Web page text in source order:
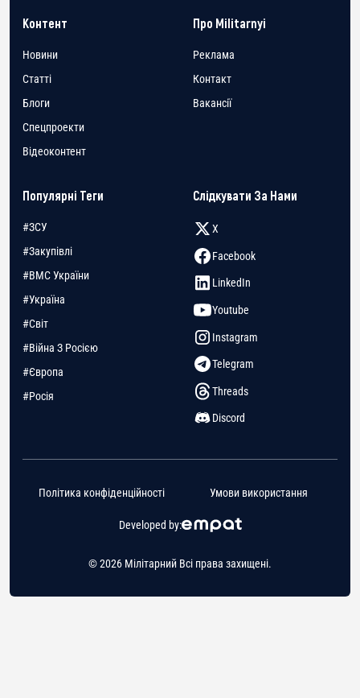
Контент
Новини
Статті
Блоги
Спецпроекти
Відеоконтент
Про Militarnyi
Реклама
Контакт
Вакансії
Популярні Теги
#ЗСУ
#Закупівлі
#ВМС України
#Україна
#Світ
#Війна З Росією
#Європа
#Росія
Слідкувати За Нами
X
Facebook
LinkedIn
Youtube
Instagram
Telegram
Threads
Discord
© 2026 Мілітарний Всі права захищені.
Developed by:
Політика конфіденційності Умови використання